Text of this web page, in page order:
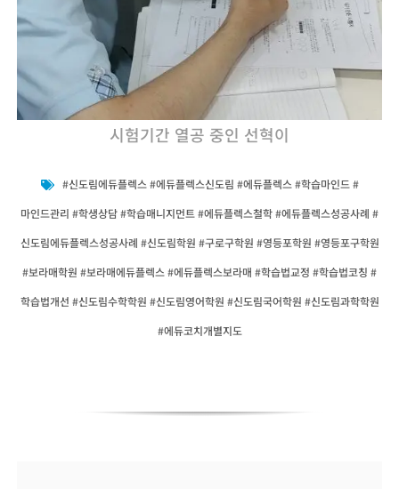
시험기간 열공 중인 선혁이
#신도림에듀플렉스 #에듀플렉스신도림 #에듀플렉스 #학습마인드 #
마인드관리 #학생상담 #학습매니지먼트 #에듀플렉스철학 #에듀플렉스성공사례 #
신도림에듀플렉스성공사례 #신도림학원 #구로구학원 #영등포학원 #영등포구학원
#보라매학원 #보라매에듀플렉스 #에듀플렉스보라매 #학습법교정 #학습법코칭 #
학습법개선 #신도림수학학원 #신도림영어학원 #신도림국어학원 #신도림과학학원
#에듀코치개별지도